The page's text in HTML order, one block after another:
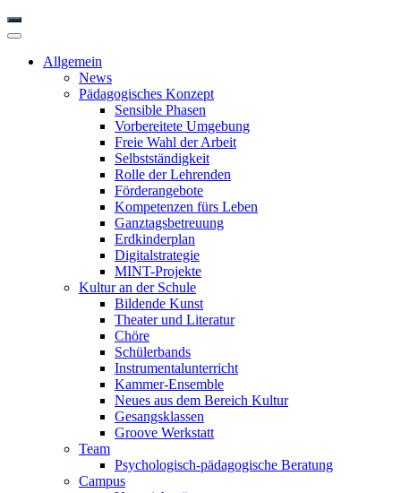
Allgemein
News
Pädagogisches Konzept
Sensible Phasen
Vorbereitete Umgebung
Freie Wahl der Arbeit
Selbstständigkeit
Rolle der Lehrenden
Förderangebote
Kompetenzen fürs Leben
Ganztagsbetreuung
Erdkinderplan
Digitalstrategie
MINT-Projekte
Kultur an der Schule
Bildende Kunst
Theater und Literatur
Chöre
Schülerbands
Instrumentalunterricht
Kammer-Ensemble
Neues aus dem Bereich Kultur
Gesangsklassen
Groove Werkstatt
Team
Psychologisch-pädagogische Beratung
Campus